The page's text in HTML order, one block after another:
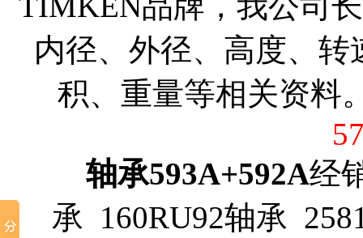
内径、外径、高度、
积、重量等相关资料
轴承593A+592A经
承 160RU92轴承